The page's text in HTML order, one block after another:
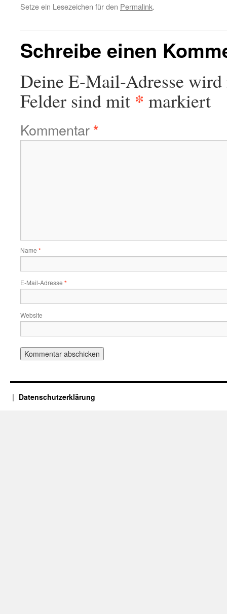
Setze ein Lesezeichen für den Permalink.
Schreibe einen
Deine E-Mail-Adresse
Felder sind mit * markiert
Kommentar*
Name *
E-Mail-Adresse *
Website
Datenschutzerklärung